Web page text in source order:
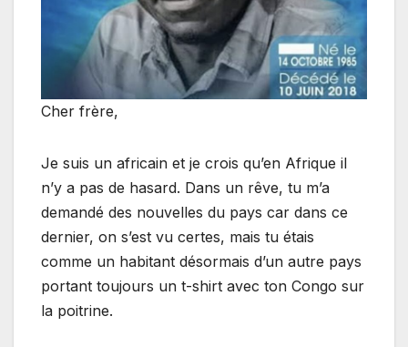
Cher frère,
Je suis un africain et je crois qu’en Afrique il
n’y a pas de hasard. Dans un rêve, tu m’a
demandé des nouvelles du pays car dans ce
dernier, on s’est vu certes, mais tu étais
comme un habitant désormais d’un autre pays
portant toujours un t-shirt avec ton Congo sur
la poitrine.